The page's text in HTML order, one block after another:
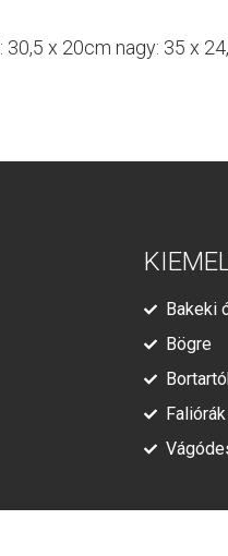
30,5 x 20cm nagy: 35 x
Bakeki
Bögre
Faliórák